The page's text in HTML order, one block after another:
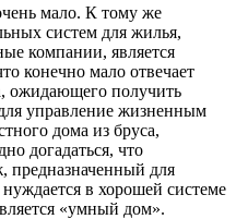
мало. К тому же
систем для жилья,
компании, является
конечно мало отвечает
ожидающего получить
управление жизненным
дома из бруса,
догадаться, что
предназначенный для
в хорошей системе
«умный дом».